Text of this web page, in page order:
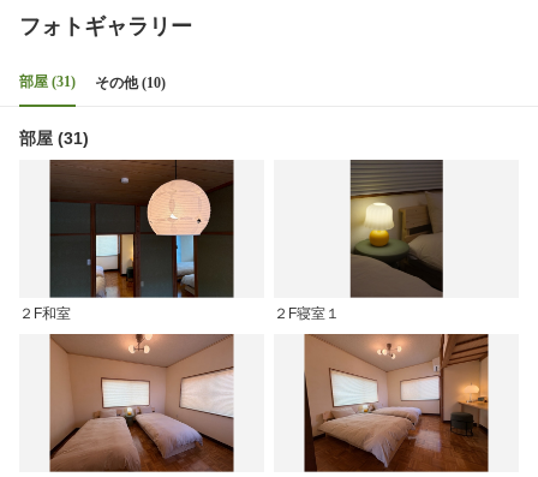
フォトギャラリー
部屋 (31) その他 (10)
部屋 (31)
２F和室 ２F寝室１